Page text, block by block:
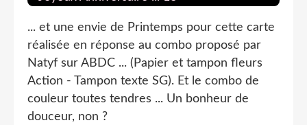
... et une envie de Printemps pour cette carte
réalisée en réponse au combo proposé par
Natyf sur ABDC ... (Papier et tampon fleurs
Action - Tampon texte SG). Et le combo de
couleur toutes tendres ... Un bonheur de
douceur, non ?